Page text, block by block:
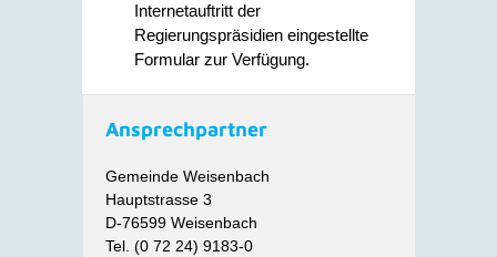
Internetauftritt der
Regierungspräsidien eingestellte
Formular zur Verfügung.
Ansprechpartner
Gemeinde Weisenbach
Hauptstrasse 3
D-76599 Weisenbach
Tel. (0 72 24) 9183-0